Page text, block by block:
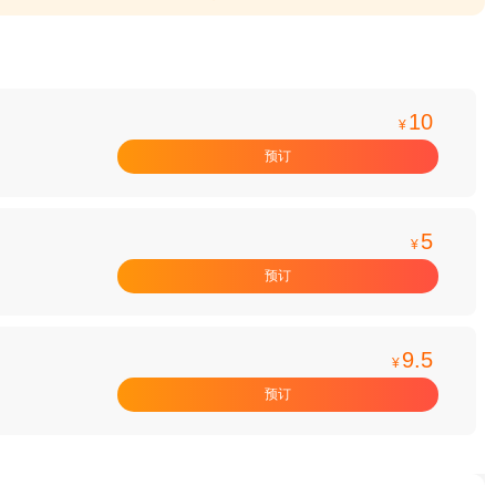
¥ 10
预订
¥ 5
预订
¥ 9.5
预订